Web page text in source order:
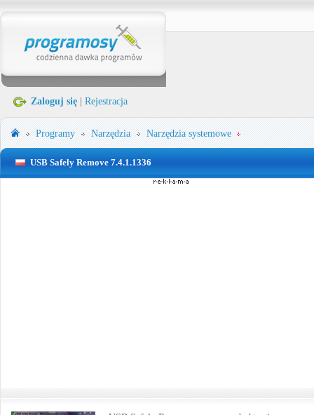
Zaloguj się Rejestracja
Programy Narzędzia Narzędzia systemowe
USB Safely Remove 7.4.1.1336